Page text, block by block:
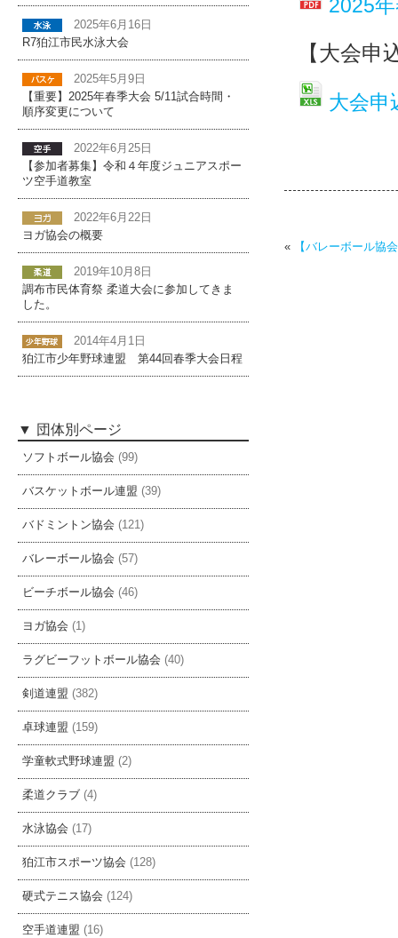
2025
【大会申
大会申
« 【バレーボール協
2025年6月16日
R7狛江市民水泳大会
2025年5月9日
【重要】2025年春季大会 5/11試合時間・
順序変更について
2022年6月25日
【参加者募集】令和４年度ジュニアスポー
ツ空手道教室
2022年6月22日
ヨガ協会の概要
2019年10月8日
調布市民体育祭 柔道大会に参加してきま
した。
2014年4月1日
狛江市少年野球連盟 第44回春季大会日程
団体別ページ
ソフトボール協会 (99)
バスケットボール連盟 (39)
バドミントン協会 (121)
バレーボール協会 (57)
ビーチボール協会 (46)
ヨガ協会 (1)
ラグビーフットボール協会 (40)
剣道連盟 (382)
卓球連盟 (159)
学童軟式野球連盟 (2)
柔道クラブ (4)
水泳協会 (17)
狛江市スポーツ協会 (128)
硬式テニス協会 (124)
空手道連盟 (16)